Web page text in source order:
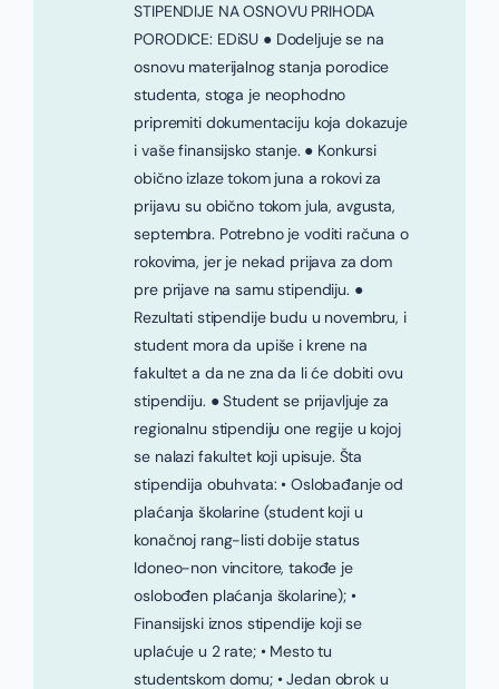
STIPENDIJE NA OSNOVU PRIHODA
PORODICE: EDiSU ● Dodeljuje se na
osnovu materijalnog stanja porodice
studenta, stoga je neophodno
pripremiti dokumentaciju koja dokazuje
i vaše finansijsko stanje. ● Konkursi
obično izlaze tokom juna a rokovi za
prijavu su obično tokom jula, avgusta,
septembra. Potrebno je voditi računa o
rokovima, jer je nekad prijava za dom
pre prijave na samu stipendiju. ●
Rezultati stipendije budu u novembru, i
student mora da upiše i krene na
fakultet a da ne zna da li će dobiti ovu
stipendiju. ● Student se prijavljuje za
regionalnu stipendiju one regije u kojoj
se nalazi fakultet koji upisuje. Šta
stipendija obuhvata: • Oslobađanje od
plaćanja školarine (student koji u
konačnoj rang-listi dobije status
Idoneo-non vincitore, takođe je
oslobođen plaćanja školarine); •
Finansijski iznos stipendije koji se
uplaćuje u 2 rate; • Mesto tu
studentskom domu; • Jedan obrok u